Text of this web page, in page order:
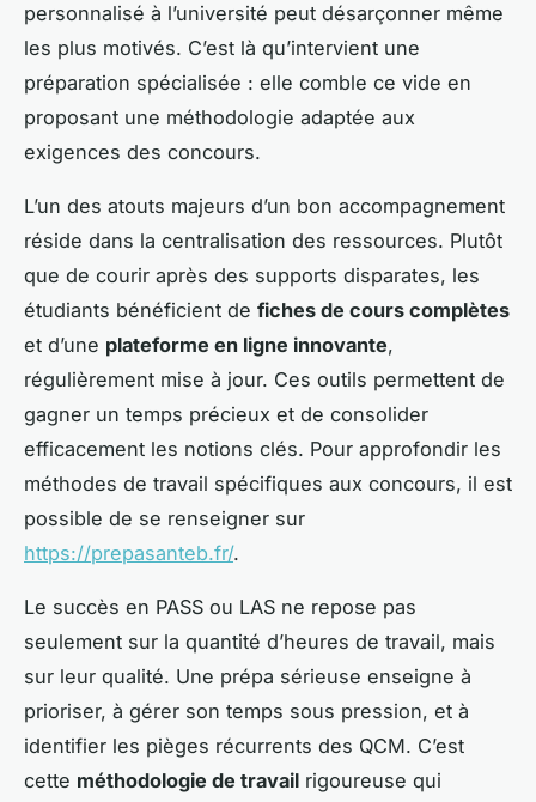
personnalisé à l’université peut désarçonner même
les plus motivés. C’est là qu’intervient une
préparation spécialisée : elle comble ce vide en
proposant une méthodologie adaptée aux
exigences des concours.
L’un des atouts majeurs d’un bon accompagnement
réside dans la centralisation des ressources. Plutôt
que de courir après des supports disparates, les
étudiants bénéficient de fiches de cours complètes
et d’une plateforme en ligne innovante,
régulièrement mise à jour. Ces outils permettent de
gagner un temps précieux et de consolider
efficacement les notions clés. Pour approfondir les
méthodes de travail spécifiques aux concours, il est
possible de se renseigner sur
https://prepasanteb.fr/.
Le succès en PASS ou LAS ne repose pas
seulement sur la quantité d’heures de travail, mais
sur leur qualité. Une prépa sérieuse enseigne à
prioriser, à gérer son temps sous pression, et à
identifier les pièges récurrents des QCM. C’est
cette méthodologie de travail rigoureuse qui